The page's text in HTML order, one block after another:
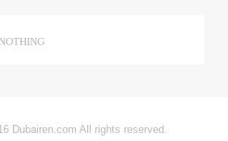
NOTHING
Dubairen.com All rights reserved.